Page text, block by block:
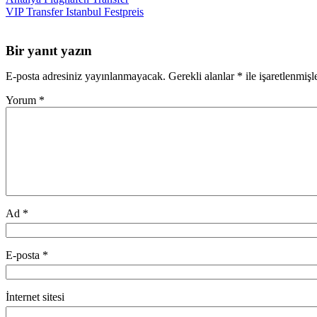
VIP Transfer Istanbul Festpreis
Bir yanıt yazın
E-posta adresiniz yayınlanmayacak. Gerekli alanlar * ile
Yorum *
Ad *
E-posta *
İnternet sitesi